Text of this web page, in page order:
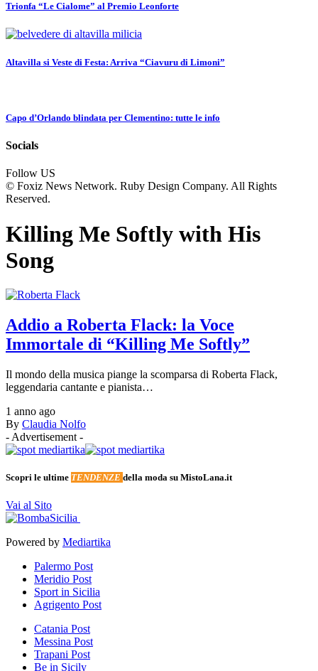
Trionfa “Le Cialome” al Premio Leonforte
Altavilla si Veste di Festa: Arriva “Ciavuru di Limoni”
Capo d’Orlando blindata per Clementino: tutte le info
Socials
Follow US
© Foxiz News Network. Ruby Design Company. All Rights
Reserved.
Killing Me Softly with His
Song
Addio a Roberta Flack: la Voce
Immortale di “Killing Me Softly”
Il mondo della musica piange la scomparsa di Roberta Flack,
leggendaria cantante e pianista…
1 anno ago
By Claudia Nolfo
- Advertisement -
Scopri le ultime TENDENZE della moda su MistoLana.it
Vai al Sito
Powered by Mediartika
Palermo Post
Meridio Post
Sport in Sicilia
Agrigento Post
Catania Post
Messina Post
Trapani Post
Be in Sicily